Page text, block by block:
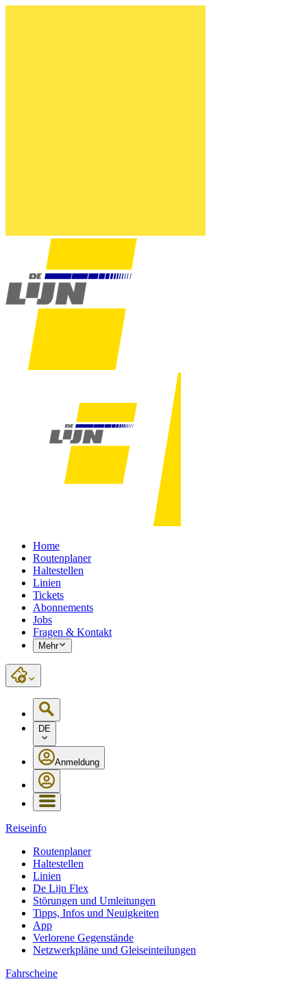
Home
Routenplaner
Haltestellen
Linien
Tickets
Abonnements
Jobs
Fragen & Kontakt
Mehr
DE
Anmeldung
Reiseinfo
Routenplaner
Haltestellen
Linien
De Lijn Flex
Störungen und Umleitungen
Tipps, Infos und Neuigkeiten
App
Verlorene Gegenstände
Netzwerkpläne und Gleiseinteilungen
Fahrscheine